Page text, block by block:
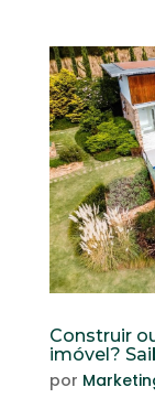
Construir
imóvel?
por